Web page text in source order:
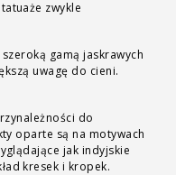
zwykle
gamą jaskrawych
uwagę do cieni.
do
oparte są na motywach
jak indyjskie
kresek i kropek.